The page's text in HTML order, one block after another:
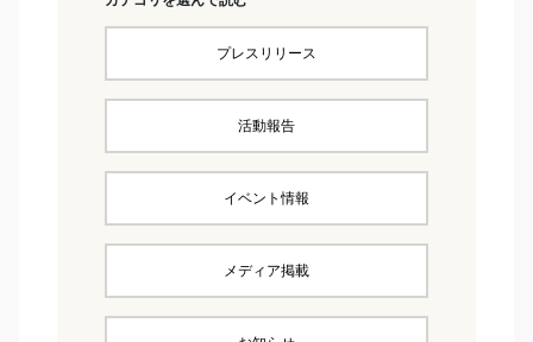
プレスリリース
活動報告
イベント情報
メディア掲載